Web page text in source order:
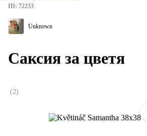
ID: 72233
Unknown
Саксия за цветя
(2)